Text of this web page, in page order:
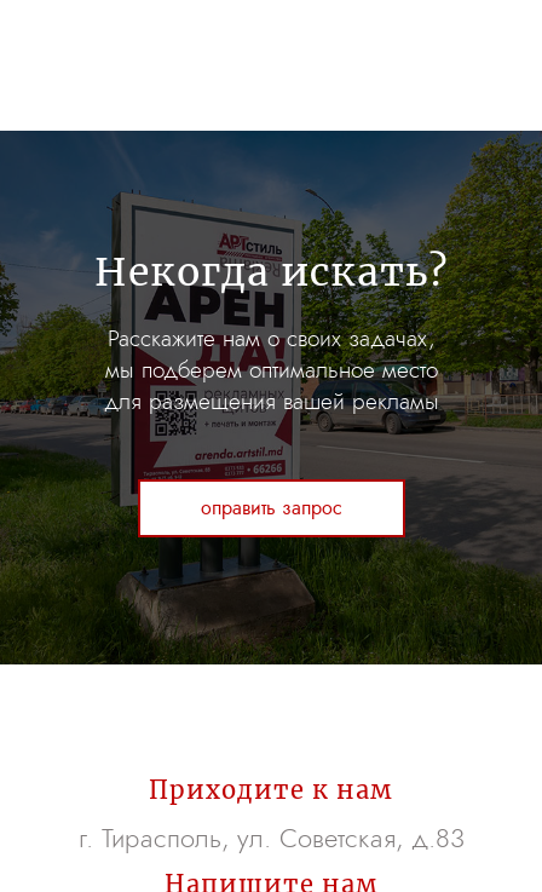
Некогда искать?
Расскажите нам о своих задачах,
мы подберем оптимальное место
для размещения вашей рекламы
оправить запрос
Приходите к нам
г. Тирасполь, ул. Советская, д.83
Напишите нам